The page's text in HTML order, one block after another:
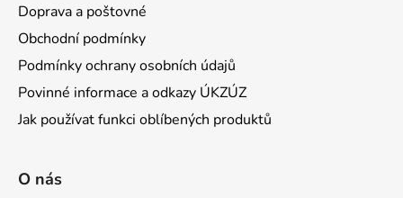
Doprava a poštovné
Obchodní podmínky
Podmínky ochrany osobních údajů
Povinné informace a odkazy ÚKZÚZ
Jak používat funkci oblíbených produktů
O nás